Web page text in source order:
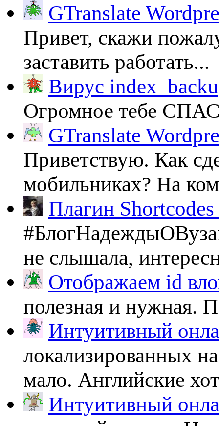
GTranslate
Привет, скажи
заставить работать...
Вирус
Огромное тебе
GTranslate
Приветствую. Как
мобильниках? На
Плагин
не слышала,
Отображаем id
полезная и нужная.
Интуитивный
локализированных
мало. Английские
Интуитивный